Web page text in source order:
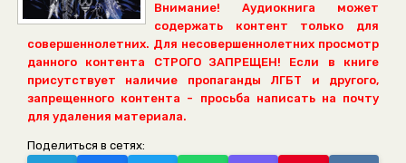
Внимание! Аудиокнига может
содержать контент только для
совершеннолетних. Для несовершеннолетних просмотр
данного контента СТРОГО ЗАПРЕЩЕН! Если в книге
присутствует наличие пропаганды ЛГБТ и другого,
запрещенного контента - просьба написать на почту
для удаления материала.
Поделиться в сетях: